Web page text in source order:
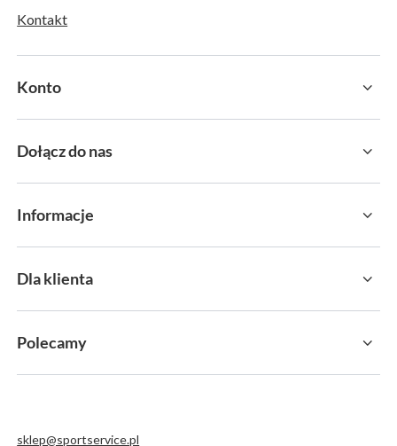
Kontakt
Konto
Dołącz do nas
Informacje
Dla klienta
Polecamy
sklep@sportservice.pl